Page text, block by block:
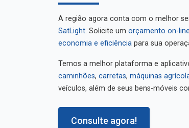
A região agora conta com o melhor
SatLight
. Solicite um orçamento on-line
economia e eficiência
para sua
Temos a melhor plataforma e
caminhões
máquinas
veículos, além de seus bens-móveis
Consulte agora!